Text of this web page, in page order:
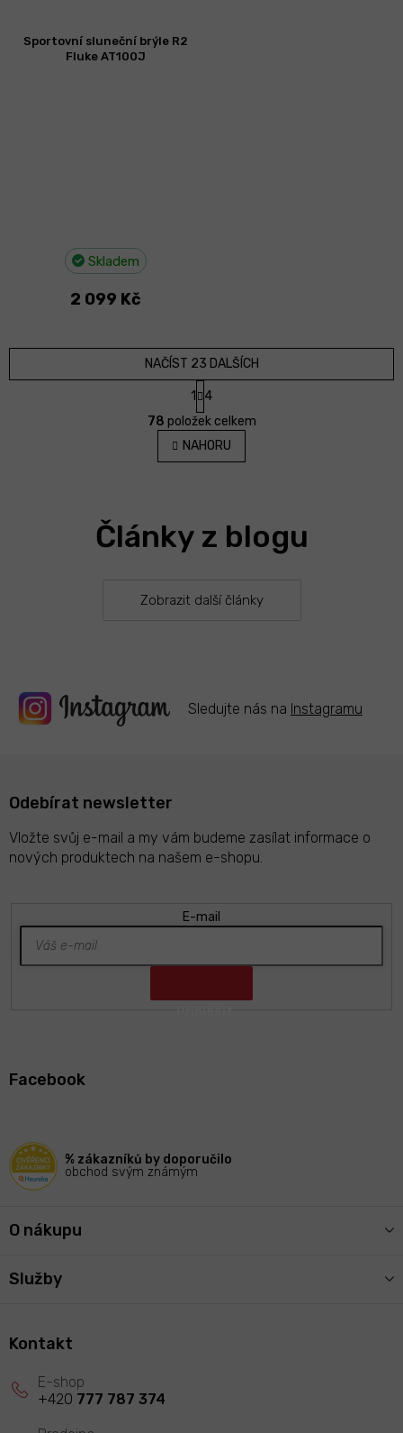
Sportovní sluneční brýle R2
Fluke AT100J
Skladem
2 099 Kč
O
v
l
á
í
p
k
s
u
NAČÍST 23 DALŠÍCH
S
t
r
á
n
k
í
1
4
78 položek celkem
NAHORU
Články z blogu
Zobrazit další články
Sledujte nás na Instagramu
Odebírat newsletter
Vložte svůj e-mail a my vám budeme zasílat informace o
nových produktech na našem e-shopu.
E-mail
Facebook
% zákazníků by doporučilo
obchod svým známým
O nákupu
Služby
Kontakt
+420 777 787 374